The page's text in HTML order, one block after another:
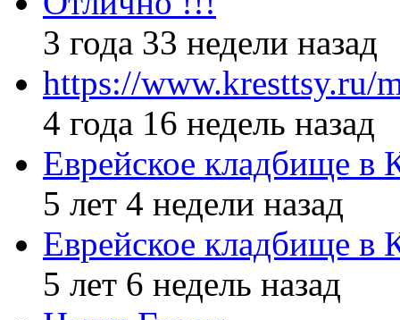
3 года 33 недели назад
https://www.kresttsy.ru/
4 года 16 недель назад
Еврейское кладбище в
5 лет 4 недели назад
Еврейское кладбище в
5 лет 6 недель назад